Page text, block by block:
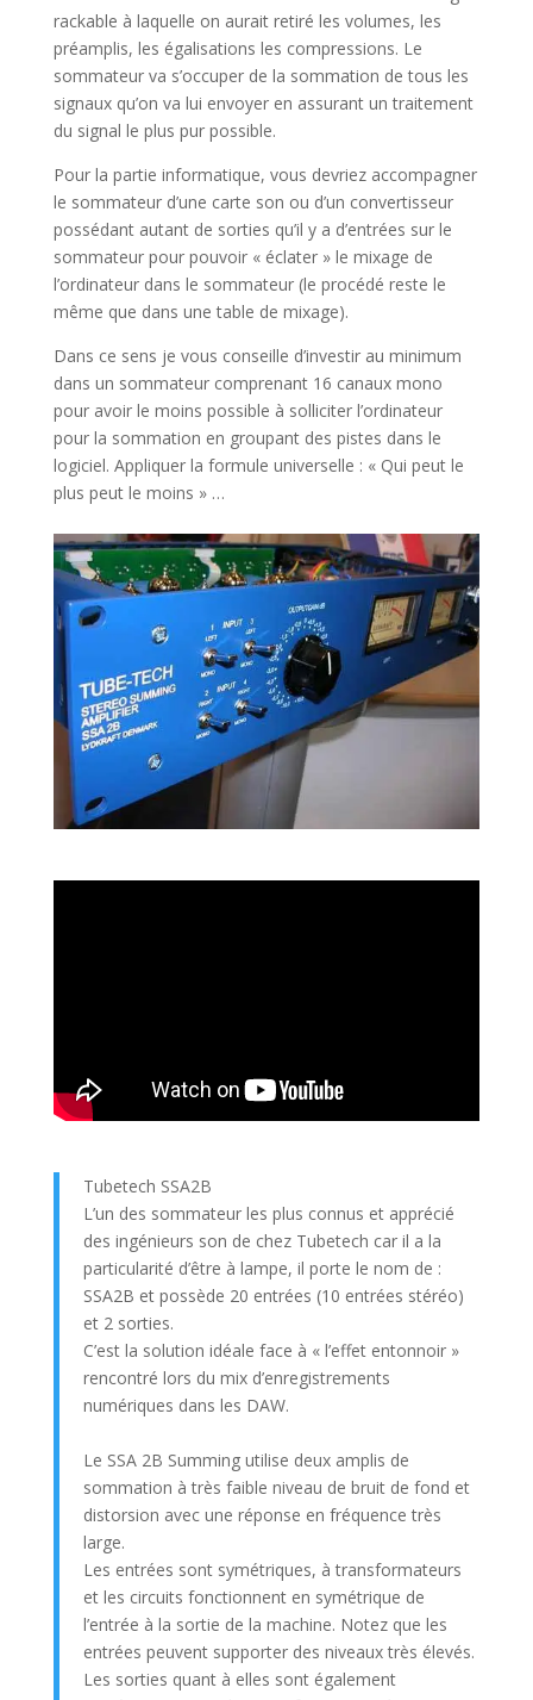
rackable à laquelle on aurait retiré les volumes, les
préamplis, les égalisations les compressions. Le
sommateur va s’occuper de la sommation de tous les
signaux qu’on va lui envoyer en assurant un traitement
du signal le plus pur possible.
Pour la partie informatique, vous devriez accompagner
le sommateur d’une carte son ou d’un convertisseur
possédant autant de sorties qu’il y a d’entrées sur le
sommateur pour pouvoir « éclater » le mixage de
l’ordinateur dans le sommateur (le procédé reste le
même que dans une table de mixage).
Dans ce sens je vous conseille d’investir au minimum
dans un sommateur comprenant 16 canaux mono
pour avoir le moins possible à solliciter l’ordinateur
pour la sommation en groupant des pistes dans le
logiciel. Appliquer la formule universelle : « Qui peut le
plus peut le moins » …
Tubetech SSA2B
L’un des sommateur les plus connus et apprécié
des ingénieurs son de chez Tubetech car il a la
particularité d’être à lampe, il porte le nom de :
SSA2B et possède 20 entrées (10 entrées stéréo)
et 2 sorties.
C’est la solution idéale face à « l’effet entonnoir »
rencontré lors du mix d’enregistrements
numériques dans les DAW.
Le SSA 2B Summing utilise deux amplis de
sommation à très faible niveau de bruit de fond et
distorsion avec une réponse en fréquence très
large.
Les entrées sont symétriques, à transformateurs
et les circuits fonctionnent en symétrique de
l’entrée à la sortie de la machine. Notez que les
entrées peuvent supporter des niveaux très élevés.
Les sorties quant à elles sont également